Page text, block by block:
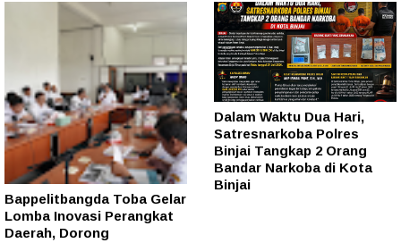
Bappelitbangda Toba Gelar
Lomba Inovasi Perangkat
Daerah, Dorong
Dalam Waktu Dua Hari,
Satresnarkoba Polres
Binjai Tangkap 2 Orang
Bandar Narkoba di Kota
Binjai